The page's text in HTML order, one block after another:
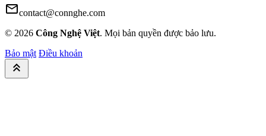
mailcontact@connghe.com
© 2026 Công Nghệ Việt. Mọi bản quyền được bảo lưu.
Bảo mật Điều khoản
keyboard_double_arrow_up